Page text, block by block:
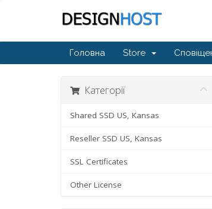
Головна Store
Категорії
Shared SSD US, Kansas
Reseller SSD US, Kansas
SSL Certificates
Other License